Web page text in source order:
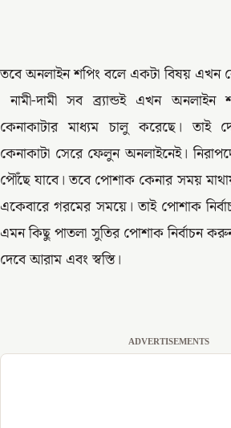
তবে অনলাইন শপিং বলে একটা বিষয় এখন
নামী-দামী সব ব্র্যান্ডই এখন
কেনাকাটার মাধ্যম চালু করেছে। তাই
কেনাকাটা সেরে ফেলুন অনলাইনেই।
পৌঁছে যাবে। তবে পোশাক কেনার সময়
একেবারে গরমের সময়ে। তাই পোশাক
এমন কিছু পাতলা সুতির পোশাক নির্বাচন
দেবে আরাম এবং স্বস্তি।
ADVERTISEMENTS